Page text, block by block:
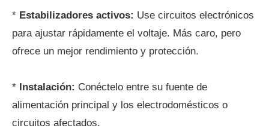
* Estabilizadores activos: Use circuitos electrónicos
para ajustar rápidamente el voltaje. Más caro, pero
ofrece un mejor rendimiento y protección.
* Instalación: Conéctelo entre su fuente de
alimentación principal y los electrodomésticos o
circuitos afectados.